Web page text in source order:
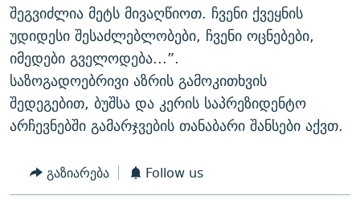
შეგვიძლია მეტს მივაღწიოთ. ჩვენი ქვეყნის
უდიდესი შესაძლებლობები, ჩვენი ოცნებები,
იმედები გველოდება...”.
საზოგადოებრივი აზრის გამოკითხვის
შედეგებით, ბუშსა და კერის საპრეზიდენტო
არჩევნებში გამარჯვების თანაბარი შანსები აქვთ.
გაზიარება Follow us